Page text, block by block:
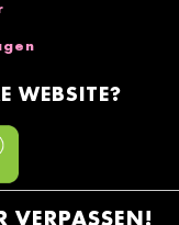
WEBSITE?
VERPASSEN!